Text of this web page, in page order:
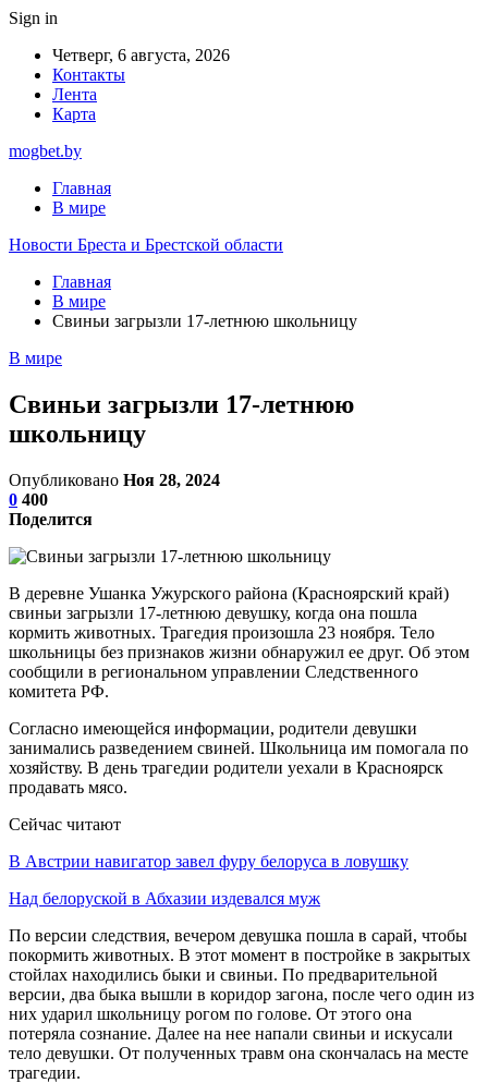
Sign in
Четверг, 6 августа, 2026
Контакты
Лента
Карта
mogbet.by
Главная
В мире
Новости Бреста и Брестской области
Главная
В мире
Свиньи загрызли 17-летнюю школьницу
В мире
Свиньи загрызли 17-летнюю
школьницу
Опубликовано Ноя 28, 2024
0 400
Поделится
В деревне Ушанка Ужурского района (Красноярский край)
свиньи загрызли 17-летнюю девушку, когда она пошла
кормить животных. Трагедия произошла 23 ноября. Тело
школьницы без признаков жизни обнаружил ее друг. Об этом
сообщили в региональном управлении Следственного
комитета РФ.
Согласно имеющейся информации, родители девушки
занимались разведением свиней. Школьница им помогала по
хозяйству. В день трагедии родители уехали в Красноярск
продавать мясо.
Сейчас читают
В Австрии навигатор завел фуру белоруса в ловушку
Над белоруской в Абхазии издевался муж
По версии следствия, вечером девушка пошла в сарай, чтобы
покормить животных. В этот момент в постройке в закрытых
стойлах находились быки и свиньи. По предварительной
версии, два быка вышли в коридор загона, после чего один из
них ударил школьницу рогом по голове. От этого она
потеряла сознание. Далее на нее напали свиньи и искусали
тело девушки. От полученных травм она скончалась на месте
трагедии.